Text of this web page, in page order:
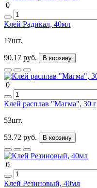
0
Клей Радикал, 40мл
17шт.
90.17 руб. В корзину
0
Клей расплав "Магма", 30 г
53шт.
53.72 руб. В корзину
0
Клей Резиновый, 40мл